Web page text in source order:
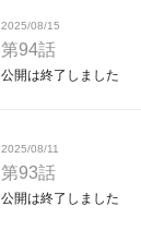
2025/08/15
第94話
公開は終了しました
2025/08/11
第93話
公開は終了しました